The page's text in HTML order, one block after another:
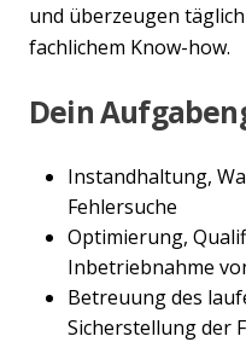
und überzeugen
fachlichem Know-how.
Dein
Instandhaltung,
Fehlersuche
Optimierung,
Inbetriebnahme
Betreuung des
Sicherstellung der